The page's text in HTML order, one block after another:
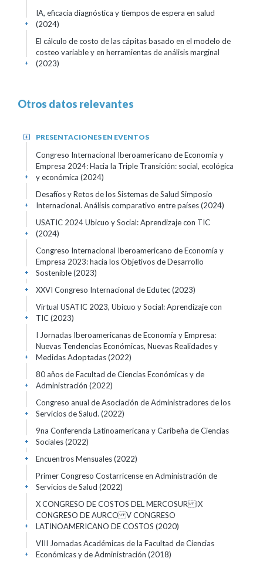
IA, eficacia diagnóstica y tiempos de espera en salud
(2024)
+
El cálculo de costo de las cápitas basado en el modelo de
costeo variable y en herramientas de análisis marginal
(2023)
+
Otros datos relevantes
PRESENTACIONES EN EVENTOS
+
Congreso Internacional Iberoamericano de Economia y
Empresa 2024: Hacia la Triple Transición: social, ecológica
y económica (2024)
+
Desafíos y Retos de los Sistemas de Salud Simposio
Internacional. Análisis comparativo entre países(2024)
+
USATIC 2024 Ubicuo y Social: Aprendizaje con TIC
(2024)
+
Congreso Internacional Iberoamericano de Economía y
Empresa 2023: hacia los Objetivos de Desarrollo
Sostenible(2023)
+
XXVI Congreso Internacional de Edutec(2023)
+
Virtual USATIC 2023, Ubicuo y Social: Aprendizaje con
TIC(2023)
+
I Jornadas Iberoamericanas de Economía y Empresa:
Nuevas Tendencias Económicas, Nuevas Realidades y
Medidas Adoptadas(2022)
+
80 años de Facultad de Ciencias Económicas y de
Administración (2022)
+
Congreso anual de Asociación de Administradores de los
Servicios de Salud. (2022)
+
9na Conferencia Latinoamericana y Caribeña de Ciencias
Sociales(2022)
+
Encuentros Mensuales(2022)
+
Primer Congreso Costarricense en Administración de
Servicios de Salud (2022)
+
X CONGRESO DE COSTOS DEL MERCOSUR IX
CONGRESO DE AURCO V CONGRESO
LATINOAMERICANO DE COSTOS (2020)
+
VIII Jornadas Académicas de la Facultad de Ciencias
Económicas y de Administración (2018)
+